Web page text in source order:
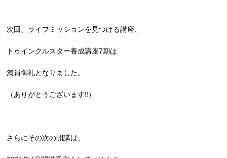
次回、ライフミッションを見つける講座、
トゥインクルスター養成講座7期は
満員御礼となりました。
（ありがとうございます‼︎）
さらにその次の開講は、